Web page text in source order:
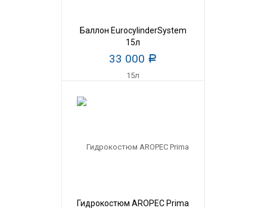
Баллон EurocylinderSystem
15л
33 000 Р
Гидрокостюм AROPEC Prima